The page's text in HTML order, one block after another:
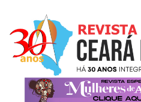
conteúdo